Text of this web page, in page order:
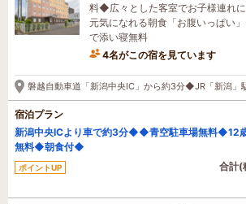
料◆広々とした客室でお子様連れ
元気になれる朝食「お腹いっぱい
で添い寝無料
4名がこの宿を見ています
6時間前に予約されました
磐越自動車道「新潟中央IC」から約3分◆JR「新潟」
宿泊プラン
新潟中央ICより車で約3分◆◆青空駐車場無料◆12
無料◆朝食付◆
ポイントUP 合計(